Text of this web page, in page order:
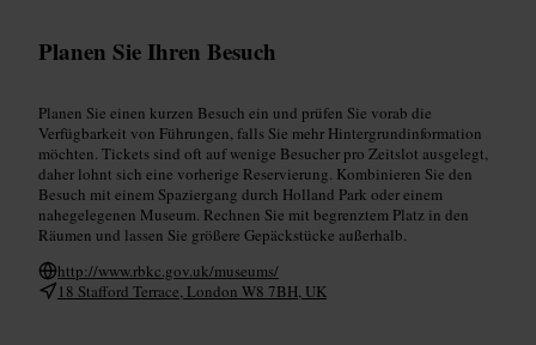
Planen Sie Ihren Besuch
Planen Sie einen kurzen Besuch ein und prüfen Sie vorab die
Verfügbarkeit von Führungen, falls Sie mehr Hintergrundinformation
möchten. Tickets sind oft auf wenige Besucher pro Zeitslot ausgelegt,
daher lohnt sich eine vorherige Reservierung. Kombinieren Sie den
Besuch mit einem Spaziergang durch Holland Park oder einem
nahegelegenen Museum. Rechnen Sie mit begrenztem Platz in den
Räumen und lassen Sie größere Gepäckstücke außerhalb.
http://www.rbkc.gov.uk/museums/
18 Stafford Terrace, London W8 7BH, UK